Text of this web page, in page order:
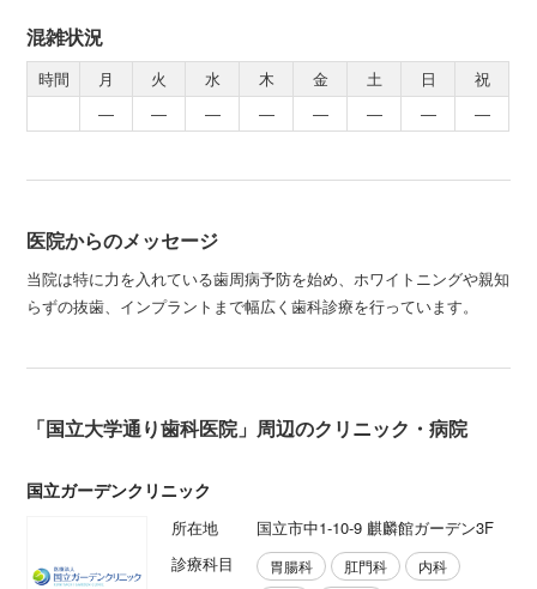
混雑状況
時間 月 火 水 木 金 土 日
祝
―
― ― ― ― ― ― ―
医院からのメッセージ
当院は特に力を入れている歯周病予防を始め、ホワイトニングや親知
らずの抜歯、インプラントまで幅広く歯科診療を行っています。
「国立大学通り歯科医院」周辺のクリニック・病院
国立ガーデンクリニック
所在地
国立市中1-10-9 麒麟館ガーデン3F
診療科目
胃腸科 肛門科
内科